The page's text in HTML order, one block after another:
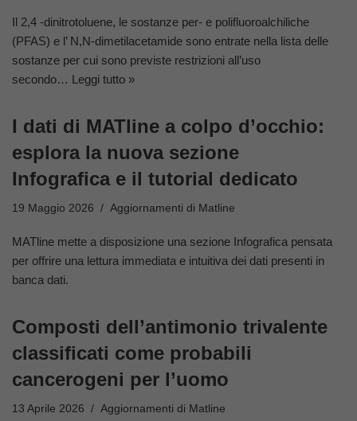
Il 2,4 -dinitrotoluene, le sostanze per- e polifluoroalchiliche
(PFAS) e l’ N,N-dimetilacetamide sono entrate nella lista delle
sostanze per cui sono previste restrizioni all’uso
secondo… Leggi tutto »
I dati di MATline a colpo d’occhio:
esplora la nuova sezione
Infografica e il tutorial dedicato
19 Maggio 2026 Aggiornamenti di Matline
MATline mette a disposizione una sezione Infografica pensata
per offrire una lettura immediata e intuitiva dei dati presenti in
banca dati.
Composti dell’antimonio trivalente
classificati come probabili
cancerogeni per l’uomo
13 Aprile 2026 Aggiornamenti di Matline